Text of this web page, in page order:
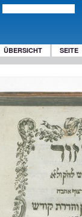
ÜBERSICHT SEITE